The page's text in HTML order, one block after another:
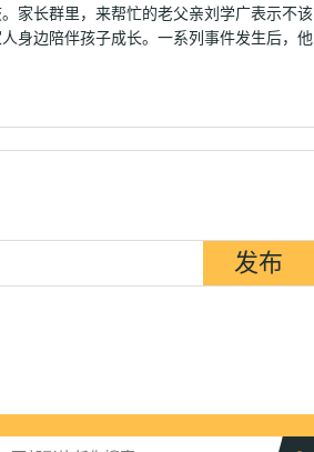
家长群里，来帮忙的老父亲刘学广表示不该
身边陪伴孩子成长。一系列事件发生后，他